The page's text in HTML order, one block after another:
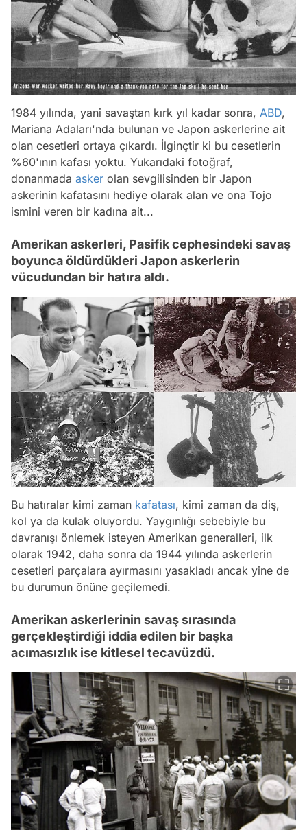
1984 yılında, yani savaştan kırk yıl kadar sonra, ABD,
Mariana Adaları'nda bulunan ve Japon askerlerine ait
olan cesetleri ortaya çıkardı. İlginçtir ki bu cesetlerin
%60'ının kafası yoktu. Yukarıdaki fotoğraf,
donanmada asker olan sevgilisinden bir Japon
askerinin kafatasını hediye olarak alan ve ona Tojo
ismini veren bir kadına ait...
Amerikan askerleri, Pasifik cephesindeki savaş
boyunca öldürdükleri Japon askerlerin
vücudundan bir hatıra aldı.
Bu hatıralar kimi zaman kafatası, kimi zaman da diş,
kol ya da kulak oluyordu. Yaygınlığı sebebiyle bu
davranışı önlemek isteyen Amerikan generalleri, ilk
olarak 1942, daha sonra da 1944 yılında askerlerin
cesetleri parçalara ayırmasını yasakladı ancak yine de
bu durumun önüne geçilemedi.
Amerikan askerlerinin savaş sırasında
gerçekleştirdiği iddia edilen bir başka
acımasızlık ise kitlesel tecavüzdü.